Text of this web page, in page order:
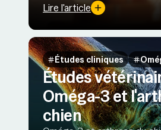
Lire l'article
Études cliniques
Études
Oméga-3 et
chien